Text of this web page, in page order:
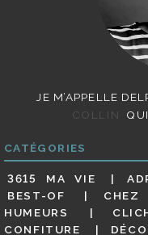
JE M’APPELLE
COLLIN
CATÉGORIES
3615 MA VIE
BEST-OF
CHEZ
HUMEURS
CONFITURE
DÉCO